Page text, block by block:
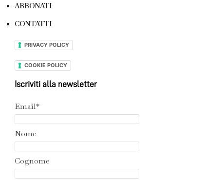
ABBONATI
CONTATTI
PRIVACY POLICY
COOKIE POLICY
Iscriviti alla newsletter
Email*
Nome
Cognome